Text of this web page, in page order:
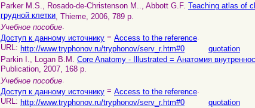
Parker M.S., Rosado-de-Christenson M.., Abbott G.F. Teaching atlas of
грудной клетки, Thieme, 2006, 789 p.
Учебное пособие.
Доступ к данному источнику = Access to the reference.
URL: http://www.tryphonov.ru/tryphonov/serv_r.htm#0
quotation
Parkin I., Logan B.M. Core Anatomy - Illustrated = Анатомия
Publication, 2007, 168 p.
Учебное пособие.
Доступ к данному источнику = Access to the reference.
URL: http://www.tryphonov.ru/tryphonov/serv_r.htm#0
quotation